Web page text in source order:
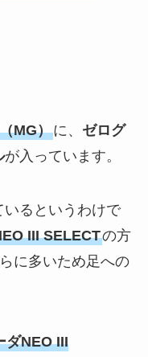
MG）に、 ゼログ
が入っています。
いるというわけで
III SELECTの方
に多いため足への
ダNEO III